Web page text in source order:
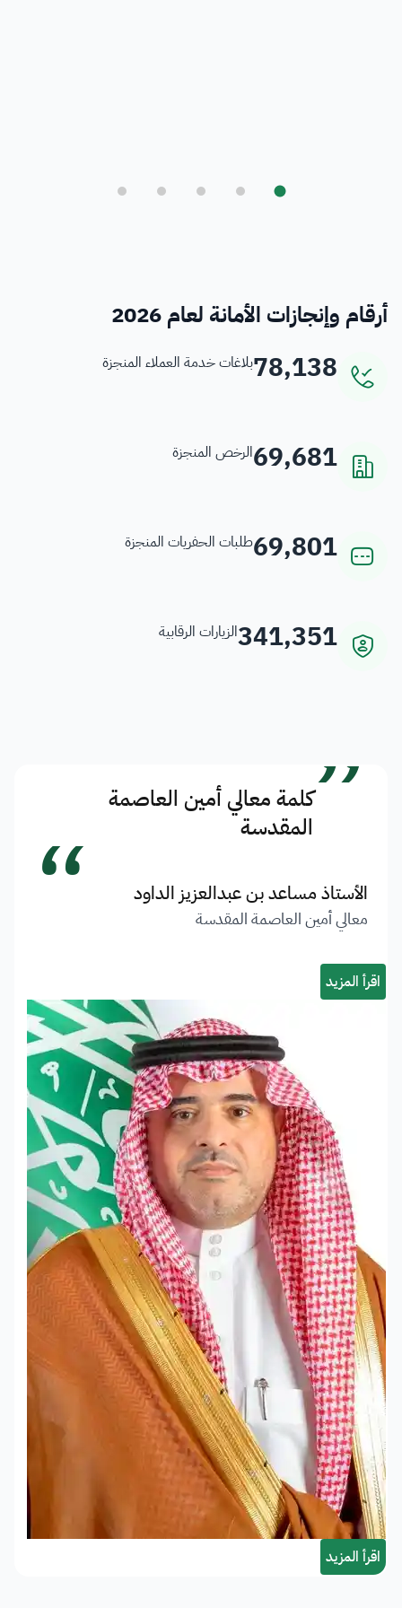
أرقام وإنجازات الأمانة لعام 2026
78,138بلاغات خدمة العملاء المنجزة
69,681الرخص المنجزة
69,801طلبات الحفريات المنجزة
341,351الزيارات الرقابية
”كلمة معالي أمين العاصمة
المقدسة
الأستاذ مساعد بن عبدالعزيز الداود
معالي أمين العاصمة المقدسة “